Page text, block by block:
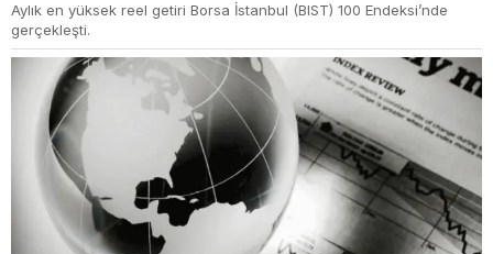
Aylık en yüksek reel getiri Borsa İstanbul (BIST) 100 Endeksi’nde
gerçekleşti.